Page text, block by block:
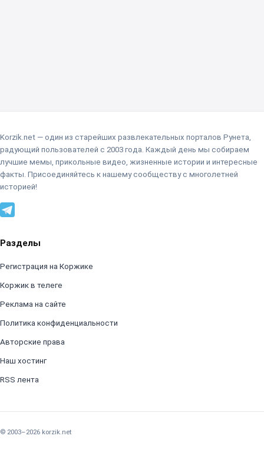
Korzik.net — один из старейших развлекательных порталов Рунета,
радующий пользователей с 2003 года. Каждый день мы собираем
лучшие мемы, прикольные видео, жизненные истории и интересные
факты. Присоединяйтесь к нашему сообществу с многолетней
историей!
Разделы
Регистрация на Коржике
Коржик в телеге
Реклама на сайте
Политика конфиденциальности
Авторские права
Наш хостинг
RSS лента
© 2003–2026 korzik.net